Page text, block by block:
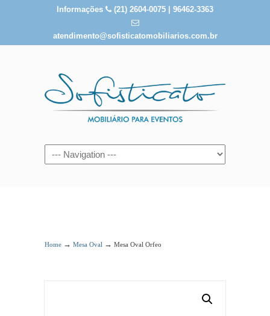
Informações (21) 2604-0075 | 96462-3363
atendimento@sofisticatomobiliarios.com.br
Home → Mesa Oval → Mesa Oval Orfeo